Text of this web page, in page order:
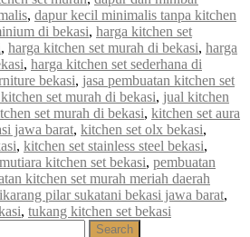
, dapur kecil minimalis tanpa kitchen
di bekasi, harga kitchen set
, harga kitchen set murah di bekasi, harga
, harga kitchen set sederhana di
bekasi, jasa pembuatan kitchen set
set murah di bekasi, jual kitchen
set murah di bekasi, kitchen set aura
jawa barat, kitchen set olx bekasi,
, kitchen set stainless steel bekasi,
mutiara kitchen set bekasi, pembuatan
kitchen set murah meriah daerah
pilar sukatani bekasi jawa barat,
, tukang kitchen set bekasi
Search